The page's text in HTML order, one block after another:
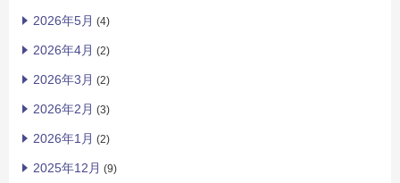
2026年5月 (4)
2026年4月 (2)
2026年3月 (2)
2026年2月 (3)
2026年1月 (2)
2025年12月 (9)